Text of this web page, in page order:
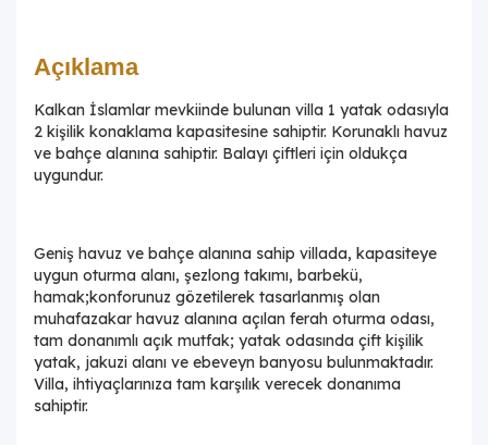
Açıklama
Kalkan İslamlar mevkiinde bulunan villa 1 yatak odasıyla
2 kişilik konaklama kapasitesine sahiptir. Korunaklı havuz
ve bahçe alanına sahiptir. Balayı çiftleri için oldukça
uygundur.
Geniş havuz ve bahçe alanına sahip villada, kapasiteye
uygun oturma alanı, şezlong takımı, barbekü,
hamak;konforunuz gözetilerek tasarlanmış olan
muhafazakar havuz alanına açılan ferah oturma odası,
tam donanımlı açık mutfak; yatak odasında çift kişilik
yatak, jakuzi alanı ve ebeveyn banyosu bulunmaktadır.
Villa, ihtiyaçlarınıza tam karşılık verecek donanıma
sahiptir.